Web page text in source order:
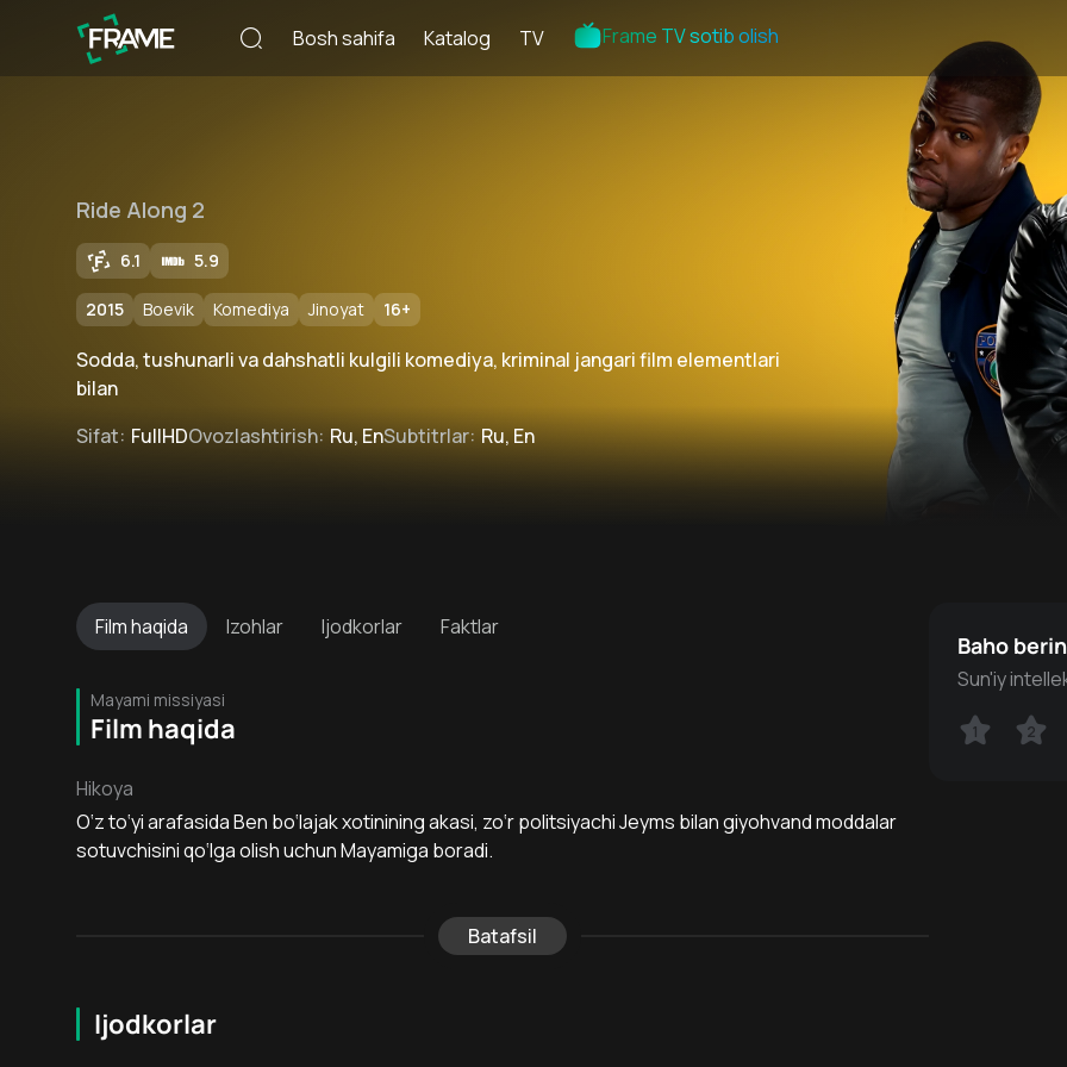
Bosh sahifa Katalog TV Frame TV sotib olish
Ride Along 2
6.1 5.9
2015 Boevik Komediya Jinoyat 16+
Sodda, tushunarli va dahshatli kulgili komediya, kriminal jangari film elementlari
bilan
Sifat: FullHDOvozlashtirish: Ru, EnSubtitrlar: Ru, En
Filmhaqida Izohlar Ijodkorlar Faktlar
Mayami missiyasi
Film haqida
Hikoya
O‘z to‘yi arafasida Ben bo‘lajak xotinining akasi, zo‘r politsiyachi Jeyms bilan giyohvand moddalar
sotuvchisini qo‘lga olish uchun Mayamiga boradi.
Batafsil
Ijodkorlar
Baho
Sun'iy
1 2
1 2